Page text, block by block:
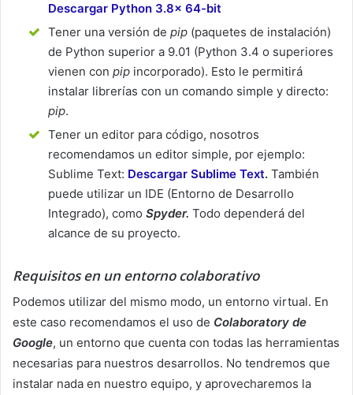
Descargar Python 3.8x 64-bit
Tener una versión de pip (paquetes de instalación)
de Python superior a 9.01 (Python 3.4 o superiores
vienen con pip incorporado). Esto le permitirá
instalar librerías con un comando simple y directo:
pip.
Tener un editor para código, nosotros
recomendamos un editor simple, por ejemplo:
Sublime Text: Descargar Sublime Text. También
puede utilizar un IDE (Entorno de Desarrollo
Integrado), como Spyder. Todo dependerá del
alcance de su proyecto.
Requisitos en un entorno colaborativo
Podemos utilizar del mismo modo, un entorno virtual. En
este caso recomendamos el uso de Colaboratory de
Google, un entorno que cuenta con todas las herramientas
necesarias para nuestros desarrollos. No tendremos que
instalar nada en nuestro equipo, y aprovecharemos la